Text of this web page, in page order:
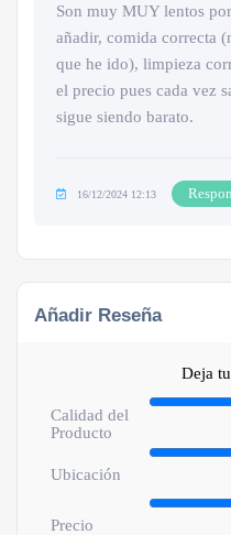
Son muy MUY lentos
añadir, comida correcta
que he ido), limpieza
el precio pues cada vez
sigue siendo barato.
16/12/2024 12:13
Añadir Reseña
Deja
Calidad del
Producto
Ubicación
Precio